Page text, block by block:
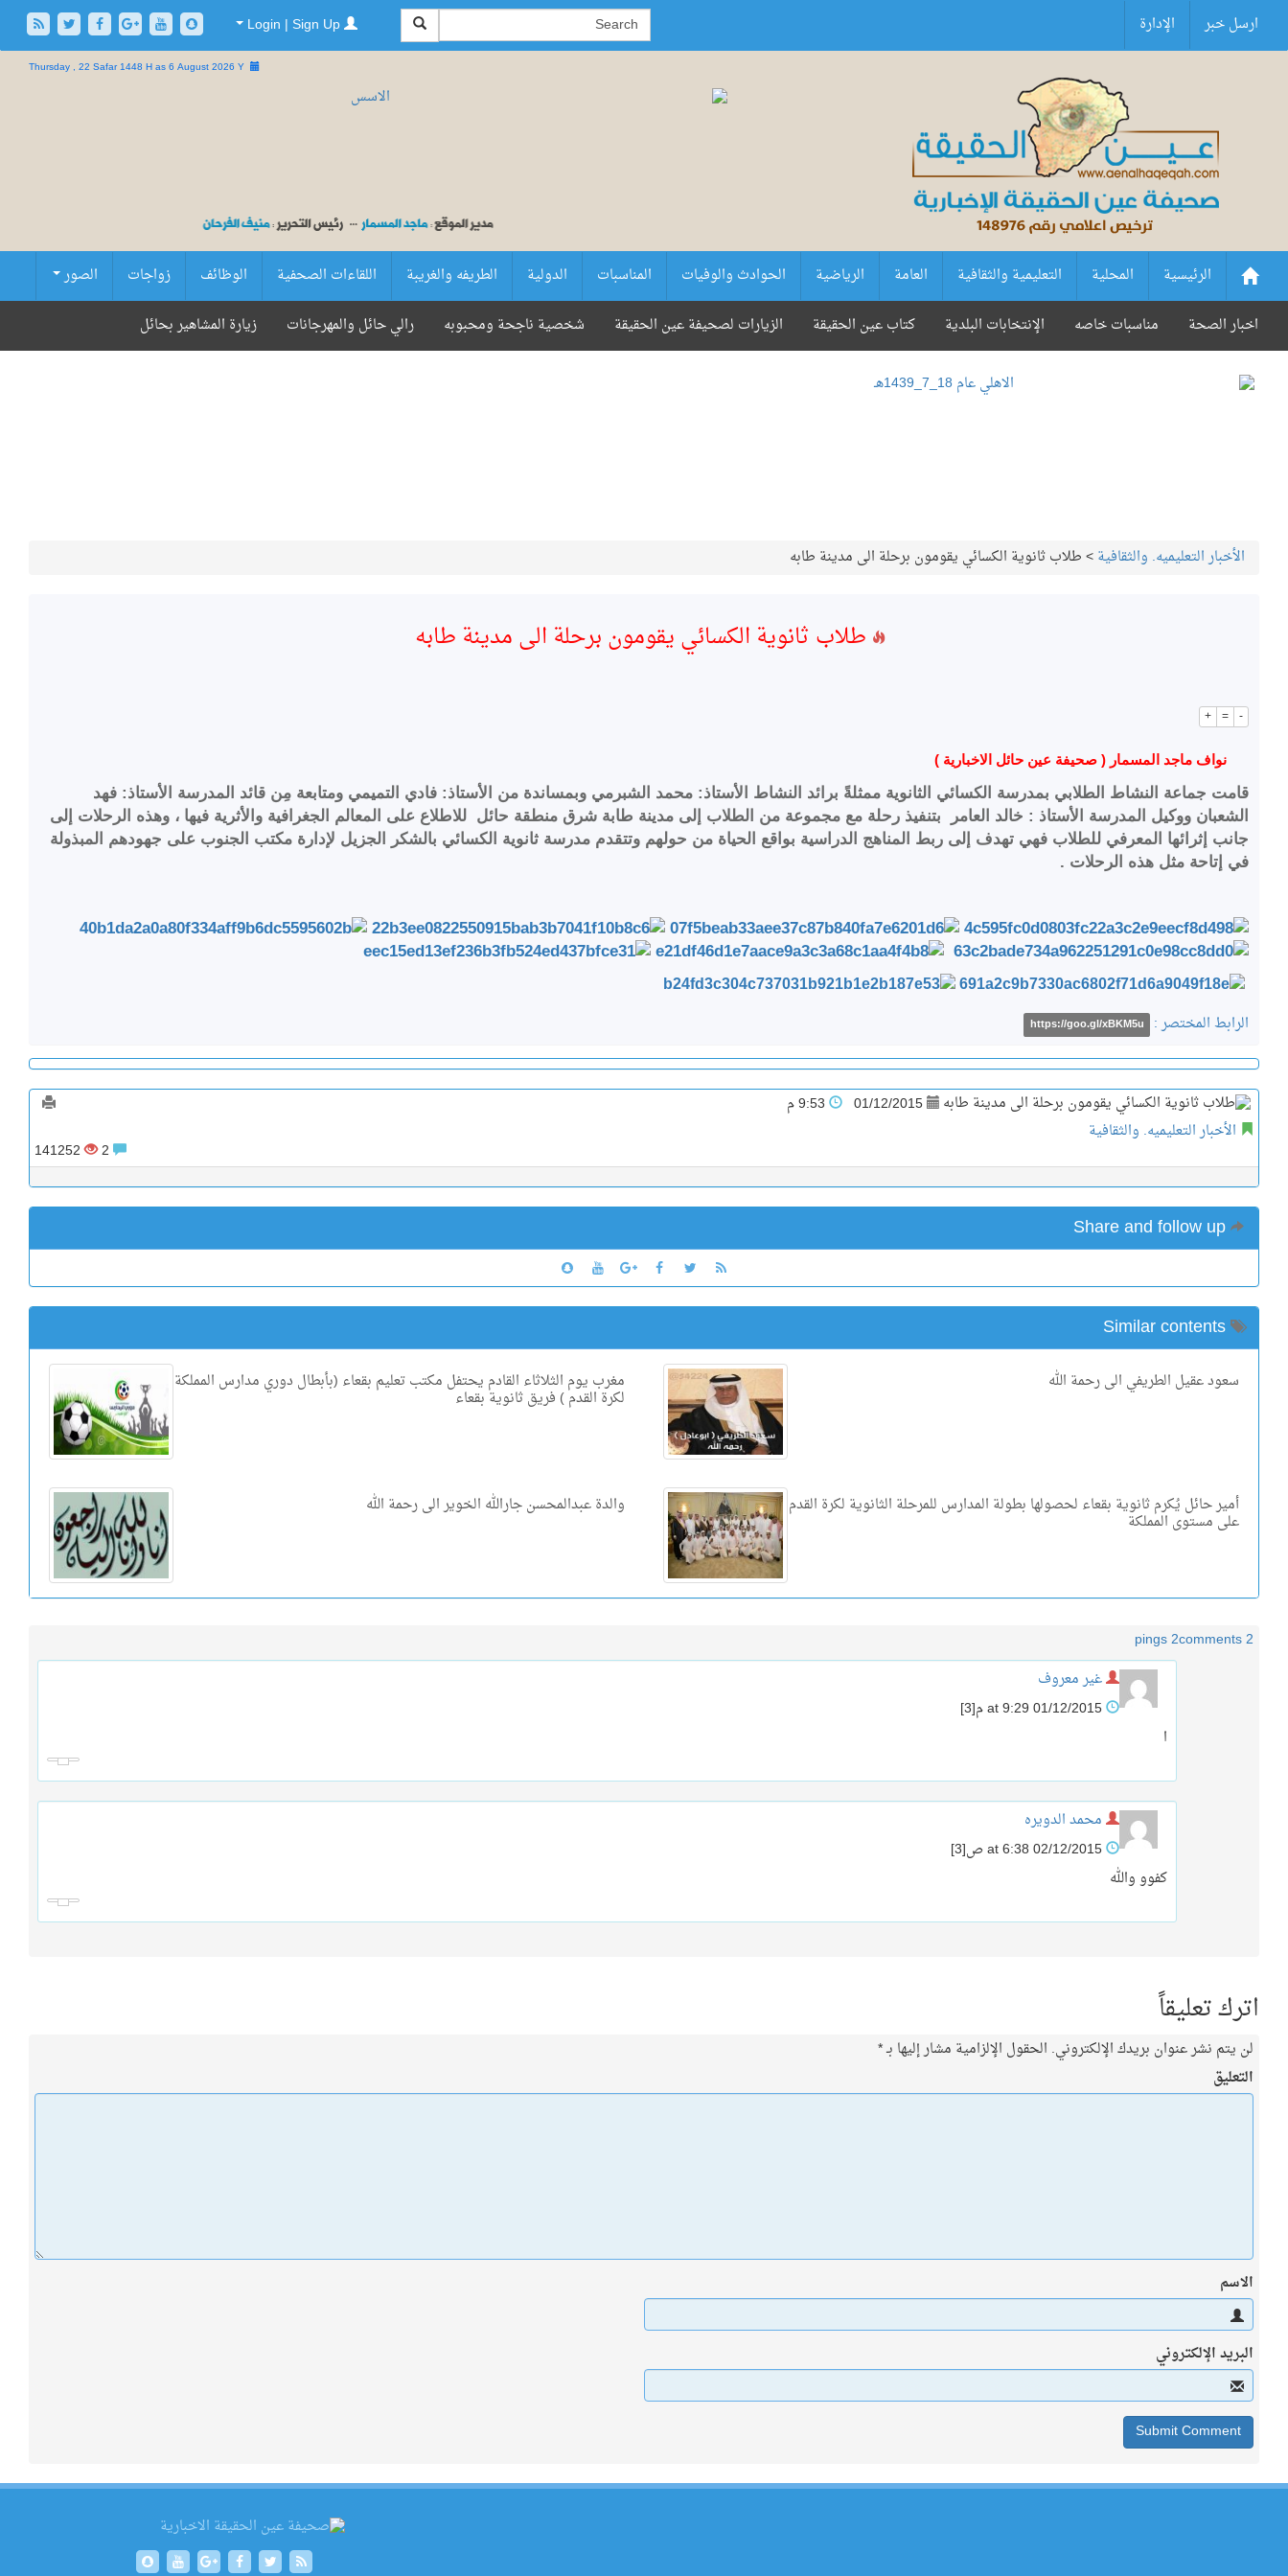
ارسل خبر الإدارة
Thursday , 22 Safar 1448 H as6 August 2026 Y
الرئيسية المحلية التعليمية والثقافية العامة الرياضية الحوادث والوفيات المناسبات الدولية الطريفه والغريبة اللقاءات الصحفية الوظائف زواجات
الصور
زيارة المشاهير بحائل
رالي حائل والمهرجانات شخصية ناجحة ومحبوبه الزيارات لصحيفة عين الحقيقة كتاب عين الحقيقة الإنتخابات البلدية مناسبات خاصه اخبار الصحة
الأخبار التعليميه. والثقافية>طلاب ثانوية الكسائي يقومون برحلة الى مدينة طابه
طلاب ثانوية الكسائي يقومون برحلة الى مدينة طابه
+ = -
نواف ماجد المسمار ( صحيفة عين حائل الاخبارية )
قامت جماعة النشاط الطلابي بمدرسة الكسائي الثانوية ممثلةً برائد النشاط الأستاذ: محمد الشبرمي وبمساندة من الأستاذ: فادي التميمي ومتابعة مِن قائد المدرسة الأستاذ: فهد
الشعبان ووكيل المدرسة الأستاذ : خالد العامر بتنفيذ رحلة مع مجموعة من الطلاب إلى مدينة طابة شرق منطقة حائل للاطلاع على المعالم الجغرافية والأثرية فيها ، وهذه الرحلات إلى
جانب إثرائها المعرفي للطلاب فهي تهدف إلى ربط المناهج الدراسية بواقع الحياة من حولهم وتتقدم مدرسة ثانوية الكسائي بالشكر الجزيل لإدارة مكتب الجنوب على جهودهم المبذولة
في إتاحة مثل هذه الرحلات .
الرابط المختصر : https://goo.gl/xBKM5u
01/12/2015
الأخبار التعليميه. والثقافية
141252
مغرب يوم الثلاثاء القادم يحتفل مكتب تعليم بقعاء (بأبطال دوري مدارس المملكة
لكرة القدم ) فريق ثانوية بقعاء
سعود عقيل الطريفي الى رحمة الله
والدة عبدالمحسن جارالله الخوير الى رحمة الله أمير حائل يُكرم ثانوية بقعاء لحصولها بطولة المدارس للمرحلة الثانوية لكرة القدم
على مستوى المملكة
2 comments
2 pings
غير معروف
[3]
ا
محمد الدويره
[3]
كفوو والله
اترك تعليقاً
لن يتم نشر عنوان بريدك الإلكتروني. الحقول الإلزامية مشار إليها بـ*
التعليق
الاسم
البريد الإلكتروني